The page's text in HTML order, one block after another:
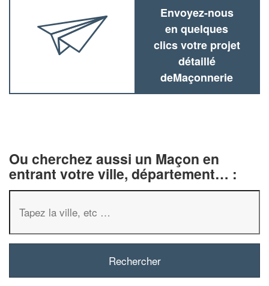
Envoyez-nous
en quelques
clics votre projet
détaillé
deMaçonnerie
Ou cherchez aussi un Maçon en
entrant votre ville, département… :